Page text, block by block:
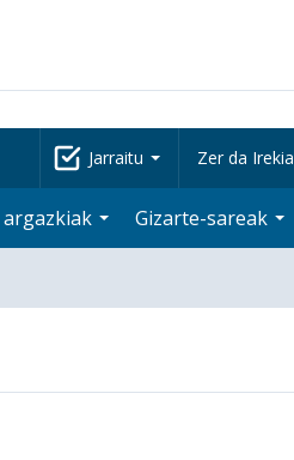
Jarraitu Zer da Irekia
Gizarte-sareak